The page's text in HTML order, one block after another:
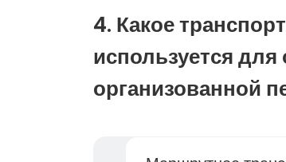
4. Какое
используется
организованной